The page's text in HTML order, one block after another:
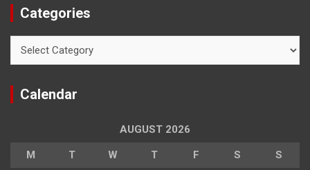
Categories
Calendar
AUGUST 2026
M T W T F S S